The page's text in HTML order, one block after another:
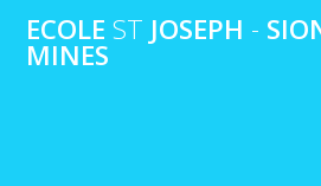
au
ECOLE ST JOSEPH -
MINES